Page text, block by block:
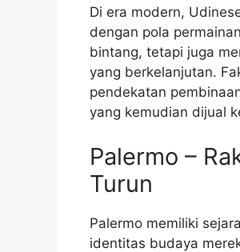
Di era modern,
dengan pola
bintang, tetapi juga
yang berkelanjutan.
pendekatan
yang kemudian dijual
Palermo –
Turun
Palermo memiliki
identitas budaya